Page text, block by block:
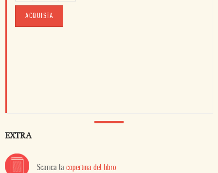
ACQUISTA
EXTRA
Scarica la copertina del libro